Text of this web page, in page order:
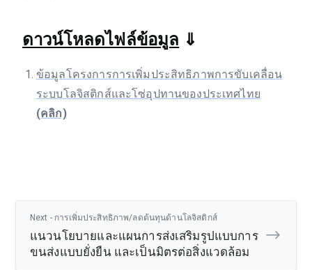
ดาวน์โหลดไฟล์ข้อมูล ⇓
ข้อมูลโครงการการเพิ่มประสิทธิภาพการขับเคลื่อน
ระบบโลจิสติกส์และโซ่อุปทานของประเทศไทย
(คลิก)
Next - การเพิ่มประสิทธิภาพ/ลดต้นทุนด้านโลจิสติกส์
แนวนโยบายและแผนการส่งเสริมรูปแบบการ
ขนส่งแบบยั่งยืน และเป็นมิตรต่อสิ่งแวดล้อม